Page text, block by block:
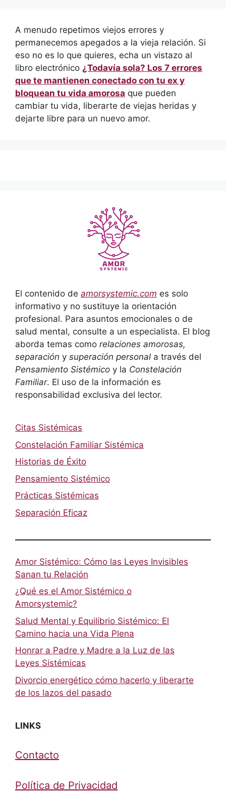
A menudo repetimos viejos errores y
permanecemos apegados a la vieja relación. Si
eso no es lo que quieres, echa un vistazo al
libro electrónico ¿Todavía sola? Los 7 errores
que te mantienen conectado con tu ex y
bloquean tu vida amorosa que pueden
cambiar tu vida, liberarte de viejas heridas y
dejarte libre para un nuevo amor.
El contenido de amorsystemic.com es solo
informativo y no sustituye la orientación
profesional. Para asuntos emocionales o de
salud mental, consulte a un especialista. El blog
aborda temas como relaciones amorosas,
separación y superación personal a través del
Pensamiento Sistémico y la Constelación
Familiar. El uso de la información es
responsabilidad exclusiva del lector.
Citas Sistémicas
Constelación Familiar Sistémica
Historias de Éxito
Pensamiento Sistémico
Prácticas Sistémicas
Separación Eficaz
Amor Sistémico: Cómo las Leyes Invisibles
Sanan tu Relación
¿Qué es el Amor Sistémico o
Amorsystemic?
Salud Mental y Equilibrio Sistémico: El
Camino hacia una Vida Plena
Honrar a Padre y Madre a la Luz de las
Leyes Sistémicas
Divorcio energético cómo hacerlo y liberarte
de los lazos del pasado
LINKS
Contacto
Política de Privacidad